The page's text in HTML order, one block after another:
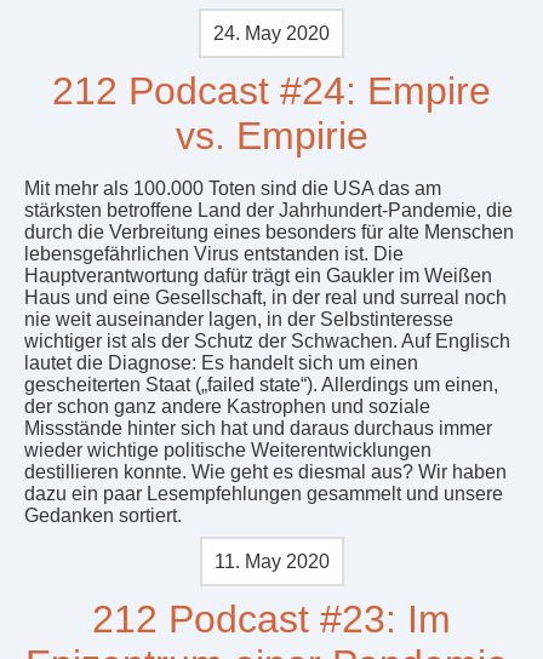
24. May 2020
212 Podcast #24: Empire
vs. Empirie
Mit mehr als 100.000 Toten sind die USA das am
stärksten betroffene Land der Jahrhundert-Pandemie, die
durch die Verbreitung eines besonders für alte Menschen
lebensgefährlichen Virus entstanden ist. Die
Hauptverantwortung dafür trägt ein Gaukler im Weißen
Haus und eine Gesellschaft, in der real und surreal noch
nie weit auseinander lagen, in der Selbstinteresse
wichtiger ist als der Schutz der Schwachen. Auf Englisch
lautet die Diagnose: Es handelt sich um einen
gescheiterten Staat („failed state“). Allerdings um einen,
der schon ganz andere Kastrophen und soziale
Missstände hinter sich hat und daraus durchaus immer
wieder wichtige politische Weiterentwicklungen
destillieren konnte. Wie geht es diesmal aus? Wir haben
dazu ein paar Lesempfehlungen gesammelt und unsere
Gedanken sortiert.
11. May 2020
212 Podcast #23: Im